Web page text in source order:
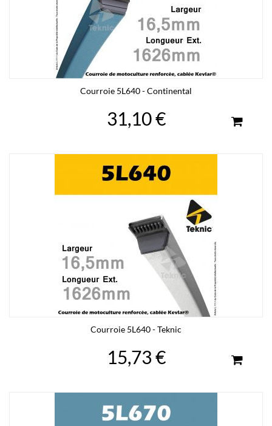
Courroie 5L640 - Continental
31,10 €
Courroie 5L640 - Teknic
15,73 €